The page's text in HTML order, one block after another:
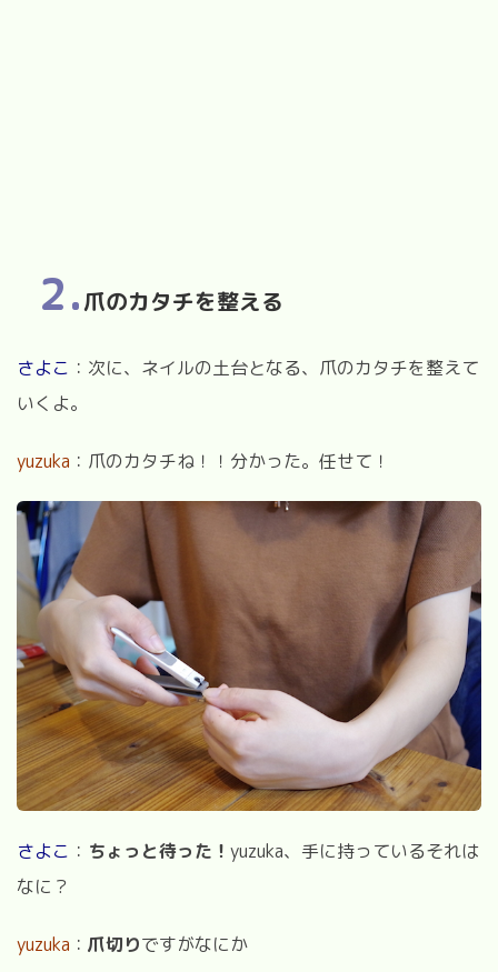
2.爪のカタチを整える
さよこ ：次に、ネイルの土台となる、爪のカタチを整えて
いくよ。
yuzuka ：爪のカタチね！！分かった。任せて！
さよこ ： ちょっと待った！ yuzuka、手に持っているそれは
なに？
yuzuka ： 爪切りですがなにか